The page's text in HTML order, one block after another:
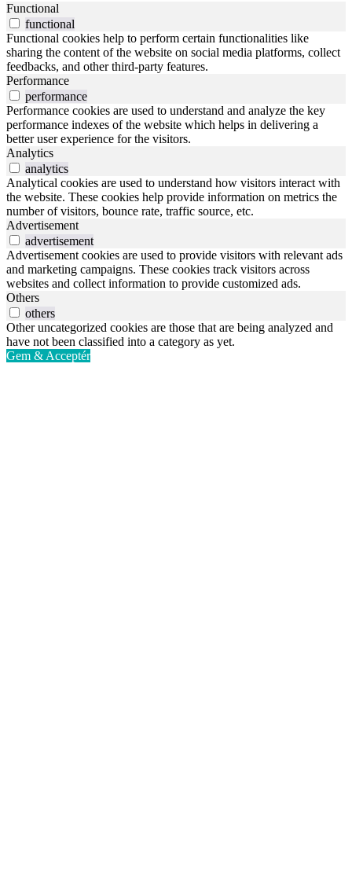
Functional
functional
Functional cookies help to perform certain functionalities like
sharing the content of the website on social media platforms, collect
feedbacks, and other third-party features.
Performance
performance
Performance cookies are used to understand and analyze the key
performance indexes of the website which helps in delivering a
better user experience for the visitors.
Analytics
analytics
Analytical cookies are used to understand how visitors interact with
the website. These cookies help provide information on metrics the
number of visitors, bounce rate, traffic source, etc.
Advertisement
advertisement
Advertisement cookies are used to provide visitors with relevant ads
and marketing campaigns. These cookies track visitors across
websites and collect information to provide customized ads.
Others
others
Other uncategorized cookies are those that are being analyzed and
have not been classified into a category as yet.
Gem & Acceptér